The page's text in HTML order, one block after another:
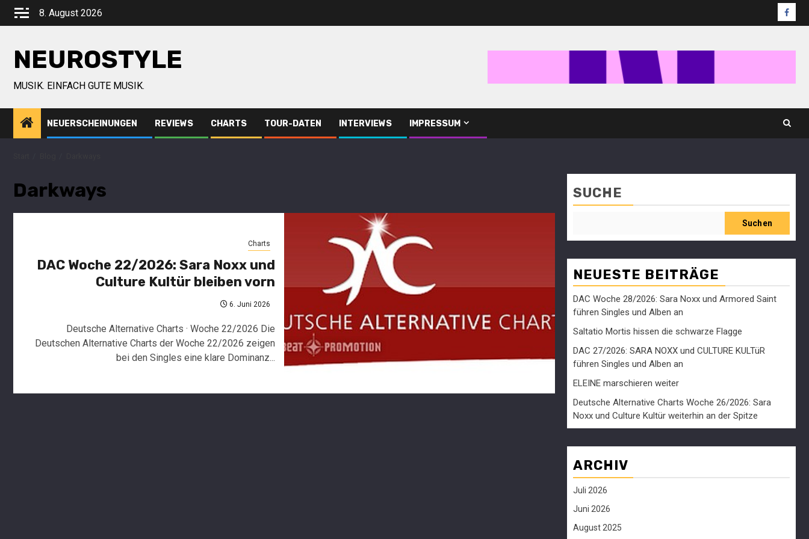
8. August 2026
NEUROSTYLE
MUSIK. EINFACH GUTE MUSIK.
NEUERSCHEINUNGEN REVIEWS CHARTS TOUR-DATEN INTERVIEWS IMPRESSUM
Darkways
Charts
DAC Woche 22/2026: Sara Noxx und
Culture Kultür bleiben vorn
6. Juni 2026
Deutsche Alternative Charts · Woche 22/2026 Die
Deutschen Alternative Charts der Woche 22/2026 zeigen
bei den Singles eine klare Dominanz...
SUCHE
Suchen
NEUESTE BEITRÄGE
DAC Woche 28/2026: Sara Noxx und Armored Saint
führen Singles und Alben an
Saltatio Mortis hissen die schwarze Flagge
DAC 27/2026: SARA NOXX und CULTURE KULTüR
führen Singles und Alben an
ELEINE marschieren weiter
Deutsche Alternative Charts Woche 26/2026: Sara
Noxx und Culture Kultür weiterhin an der Spitze
ARCHIV
Juli 2026
Juni 2026
August 2025